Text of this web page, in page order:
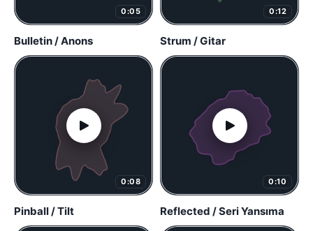
0:05
Bulletin / Anons
0:12
Strum / Gitar
0:08
Pinball / Tilt
0:10
Reflected / Seri Yansıma